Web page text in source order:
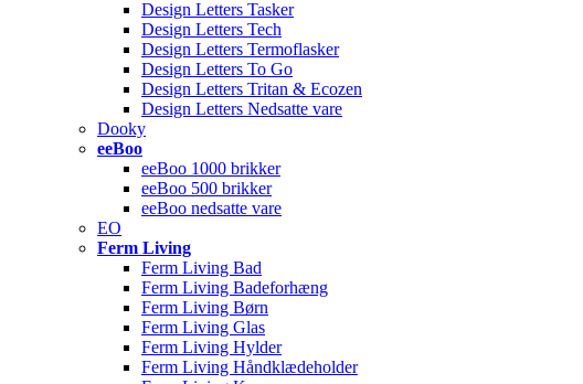
Design Letters Tasker
Design Letters Tech
Design Letters Termoflasker
Design Letters To Go
Design Letters Tritan & Ecozen
Design Letters Nedsatte vare
Dooky
eeBoo
eeBoo 1000 brikker
eeBoo 500 brikker
eeBoo nedsatte vare
EO
Ferm Living
Ferm Living Bad
Ferm Living Badeforhæng
Ferm Living Børn
Ferm Living Glas
Ferm Living Hylder
Ferm Living Håndklædeholder